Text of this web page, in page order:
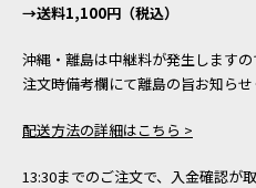
→送料1,100円（税込）
沖縄・離島は中継料が発生しますの
注文時備考欄にて離島の旨お知らせ
配送方法の詳細はこちら >
13:30までのご注文で、入金確認が